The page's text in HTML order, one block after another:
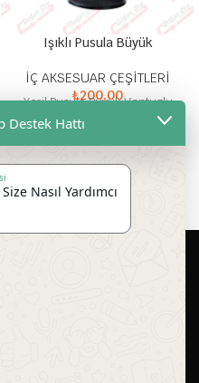
Işıklı Pusula Büyük
İÇ AKSESUAR ÇEŞİTLERİ
₺200,00
Yeşil Pusula Büyük Vantuzlu
Pusula
yılından bu yana kaliteli ve
her türlü aracınıza
Kemal Cd. 116-118/A, 34070
Destek Hattı
Nasıl Yardımcı